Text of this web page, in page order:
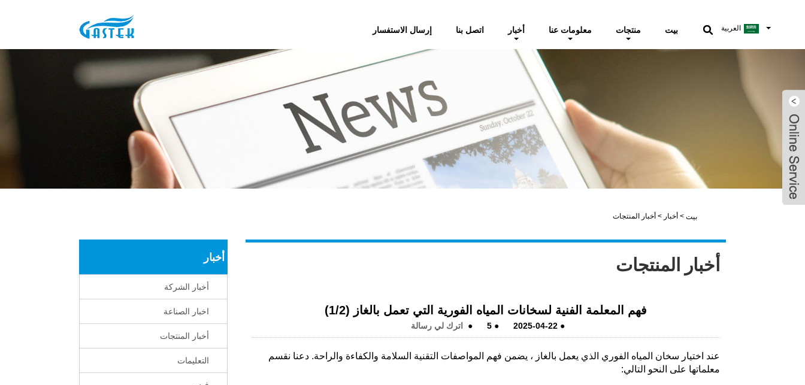
العربية بيت منتجات معلومات عنا أخبار اتصل بنا إرسال الاستفسار
بيت > أخبار > أخبار المنتجات
أخبار
أخبار الشركة
اخبار الصناعة
أخبار المنتجات
التعليمات
أخبار المنتجات
فهم المعلمة الفنية لسخانات المياه الفورية التي تعمل بالغاز (1/2)
●
2025-04-22
●
5
● اترك لي رسالة
عند اختيار سخان المياه الفوري الذي يعمل بالغاز ، يضمن فهم المواصفات التقنية السلامة والكفاءة والراحة. دعنا نقسم
معلماتها على النحو التالي: